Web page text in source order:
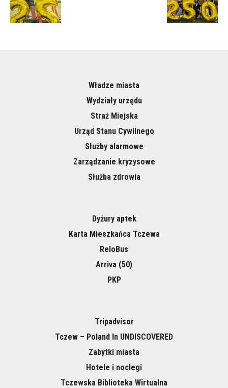
Władze miasta
Wydziały urzędu
Straż Miejska
Urząd Stanu Cywilnego
Służby alarmowe
Zarządzanie kryzysowe
Służba zdrowia
Dyżury aptek
Karta Mieszkańca Tczewa
ReloBus
Arriva (50)
PKP
Tripadvisor
Tczew – Poland In UNDISCOVERED
Zabytki miasta
Hotele i noclegi
Tczewska Biblioteka Wirtualna